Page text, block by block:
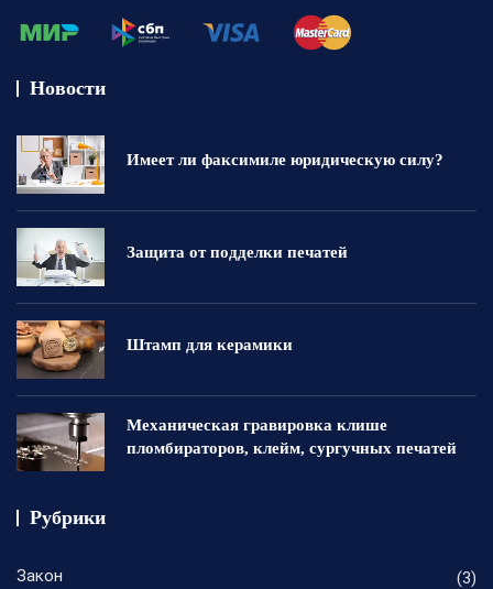
Новости
Имеет ли факсимиле юридическую силу?
Защита от подделки печатей
Штамп для керамики
Механическая гравировка клише
пломбираторов, клейм, сургучных печатей
Рубрики
Закон (3)